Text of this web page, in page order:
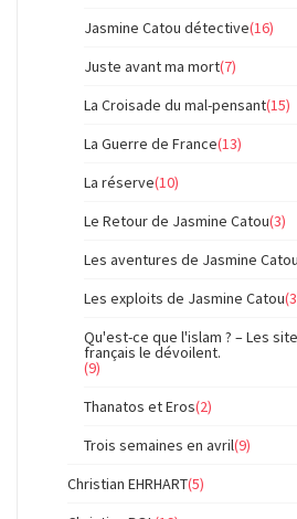
Jasmine Catou détective(16)
Juste avant ma mort(7)
La Croisade du mal-pensant(15)
La Guerre de France(13)
La réserve(10)
Le Retour de Jasmine Catou(3)
Les aventures de Jasmine Catou
Les exploits de Jasmine Catou
Qu'est-ce que l'islam ? – Les
français le dévoilent.
(9)
Thanatos et Eros(2)
Trois semaines en avril(9)
Christian EHRHART(5)